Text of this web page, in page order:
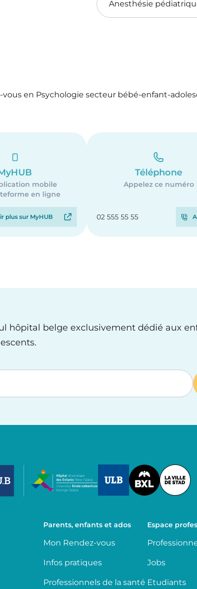
en Psychologie secteur bébé-enfant-
mobile
en ligne
plus sur MyHUB
Téléphone
Appelez ce numéro
02 555 55 55
hôpital belge exclusivement dédié aux
Image
Parents, enfants et ados
Mon Rendez-vous
Infos pratiques
Professionnels de la santé
Espace
Jobs
Etudiants